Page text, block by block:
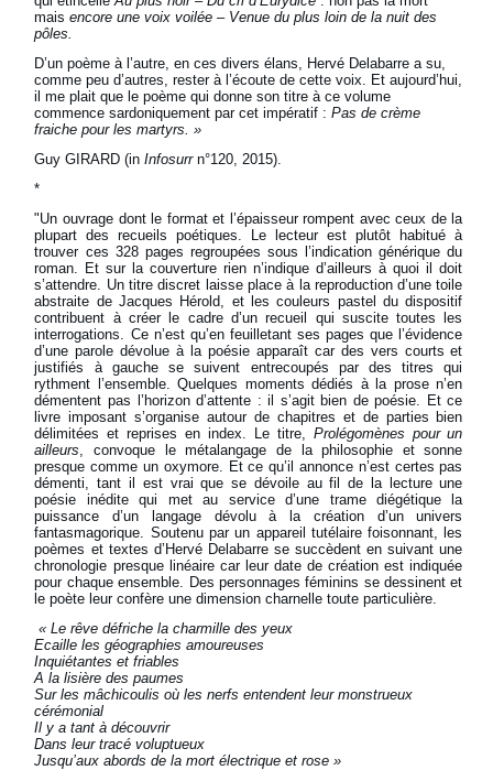
maisencore une voix voilée – Venue du plus loin de la nuit des
pôles.
D’un poème à l’autre, en ces divers élans, Hervé Delabarre a su,
comme peu d’autres, rester à l’écoute de cette voix. Et aujourd’hui,
il me plait que le poème qui donne son titre à ce volume
commence sardoniquement par cet impératif :Pas de crème
fraiche pour les martyrs. »
Guy GIRARD (inInfosurrn°120, 2015).
*
"Un ouvrage dont le format et l’épaisseur rompent avec ceux de la
plupart des recueils poétiques. Le lecteur est plutôt habitué à
trouver ces 328 pages regroupées sous l’indication générique du
roman. Et sur la couverture rien n’indique d’ailleurs à quoi il doit
s’attendre. Un titre discret laisse place à la reproduction d’une toile
abstraite de Jacques Hérold, et les couleurs pastel du dispositif
contribuent à créer le cadre d’un recueil qui suscite toutes les
interrogations. Ce n’est qu’en feuilletant ses pages que l’évidence
d’une parole dévolue à la poésie apparaît car des vers courts et
justifiés à gauche se suivent entrecoupés par des titres qui
rythment l’ensemble. Quelques moments dédiés à la prose n’en
démentent pas l’horizon d’attente : il s’agit bien de poésie. Et ce
livre imposant s’organise autour de chapitres et de parties bien
délimitées et reprises en index. Le titre, Prolégomènes pour un
ailleurs, convoque le métalangage de la philosophie et sonne
presque comme un oxymore. Et ce qu’il annonce n’est certes pas
démenti, tant il est vrai que se dévoile au fil de la lecture une
poésie inédite qui met au service d’une trame diégétique la
puissance d’un langage dévolu à la création d’un univers
fantasmagorique. Soutenu par un appareil tutélaire foisonnant, les
poèmes et textes d’Hervé Delabarre se succèdent en suivant une
chronologie presque linéaire car leur date de création est indiquée
pour chaque ensemble. Des personnages féminins se dessinent et
le poète leur confère une dimension charnelle toute particulière.
« Le rêve défriche la charmille des yeux
Ecaille les géographies amoureuses
Inquiétantes et friables
A la lisière des paumes
Sur les mâchicoulis où les nerfs entendent leur monstrueux
cérémonial
Il y a tant à découvrir
Dans leur tracé voluptueux
Jusqu’aux abords de la mort électrique et rose »